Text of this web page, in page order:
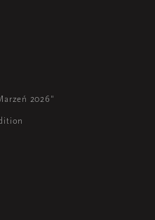
2026"